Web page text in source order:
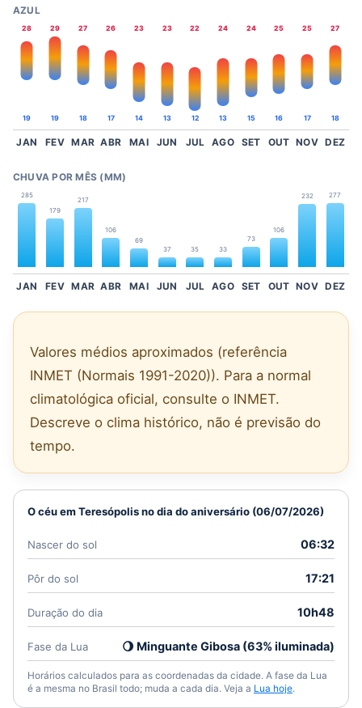
AZUL
28
19
29
19
27
18
26
17
23
14
23
13
22
12
24
13
24
15
25
16
25
17
27
18
JAN FEV MAR ABR MAI JUN JUL AGO SET OUT NOV DEZ
CHUVA POR MÊS (MM)
285
179
217
106
69
37
35 33
73
106
232 277
JAN FEV MAR ABR MAI JUN JUL AGO SET OUT NOV DEZ
Valores médios aproximados (referência
INMET (Normais 1991-2020)). Para a normal
climatológica oficial, consulte o INMET.
Descreve o clima histórico, não é previsão do
tempo.
O céu em Teresópolis no dia do aniversário (06/07/2026)
Nascer do sol 06:32
Pôr do sol 17:21
Duração do dia 10h48
Fase da Lua 🌖 Minguante Gibosa (63% iluminada)
Horários calculados para as coordenadas da cidade. A fase da Lua
é a mesma no Brasil todo; muda a cada dia. Veja a Lua hoje.